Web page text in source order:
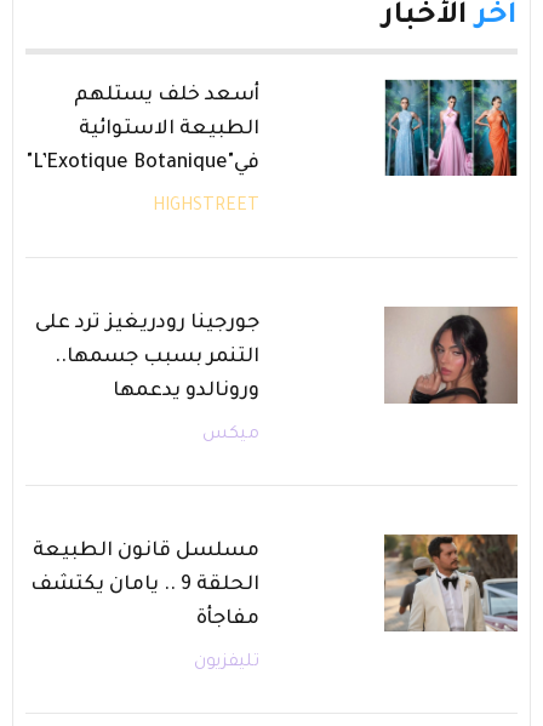
آخر الأخبار
أسعد خلف يستلهم
الطبيعة الاستوائية
في"L’Exotique Botanique"
HIGHSTREET
جورجينا رودريغيز ترد على
التنمر بسبب جسمها..
ورونالدو يدعمها
ميكس
مسلسل قانون الطبيعة
الحلقة 9 .. يامان يكتشف
مفاجأة
تليفزيون